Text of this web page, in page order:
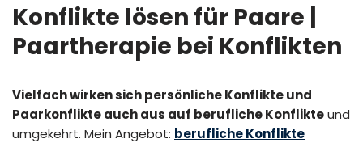
Konflikte lösen für Paare |
Paartherapie bei Konflikten
Vielfach wirken sich persönliche Konflikte und
Paarkonflikte auch aus auf berufliche Konflikteund
umgekehrt. Mein Angebot: berufliche Konflikte